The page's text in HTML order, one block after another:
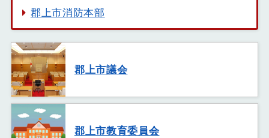
郡上市消防本部
郡上市議会
郡上市教育委員会